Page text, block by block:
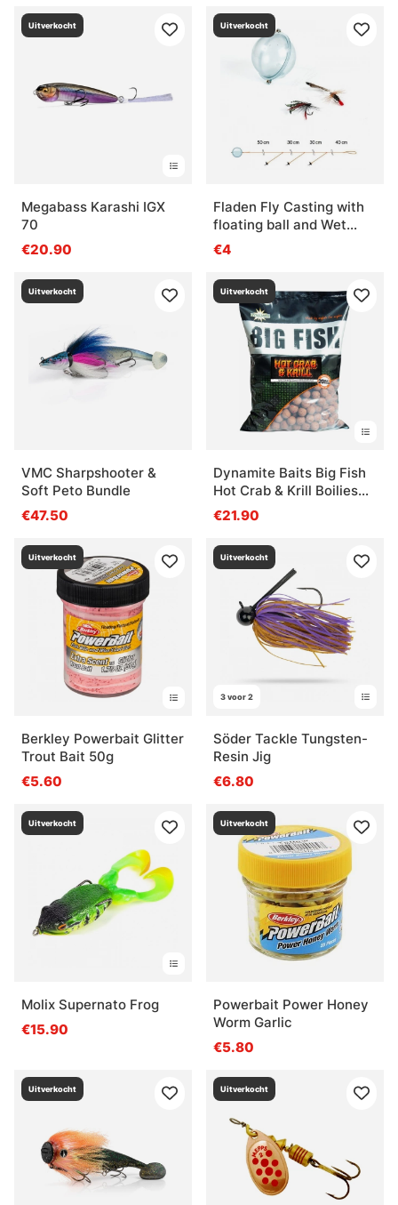
Uitverkocht
Megabass Karashi IGX
70
€20.90
Uitverkocht
Fladen Fly Casting with
floating ball and Wet
Flies
€4
Uitverkocht
VMC Sharpshooter &
Soft Peto Bundle
€47.50
Uitverkocht
Dynamite Baits Big Fish
Hot Crab & Krill Boilies
1,8kg
€21.90
Uitverkocht
Berkley Powerbait Glitter
Trout Bait 50g
€5.60
3 voor 2
Uitverkocht
Söder Tackle Tungsten-
Resin Jig
€6.80
Uitverkocht
Molix Supernato Frog
€15.90
Uitverkocht
Powerbait Power Honey
Worm Garlic
€5.80
Uitverkocht Uitverkocht